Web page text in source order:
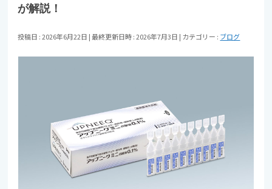
が解説！
投稿日 : 2026年6月22日 最終更新日時 : 2026年7月3日 カテゴリー : ブログ